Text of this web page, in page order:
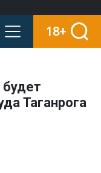
18+
Таганрога